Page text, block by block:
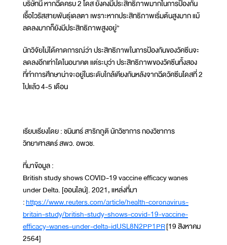
บริษัทนี้ หากฉีดครบ 2 โดส ยังคงมีประสิทธิภาพมากในการป้องกัน
เชื้อไวรัสสายพันธุ์เดลตา เพราะหากประสิทธิภาพเริ่มต้นสูงมาก แม้
ลดลงมากก็ยังมีประสิทธิภาพสูงอยู่”
นักวิจัยไม่ได้คาดการณ์ว่า ประสิทธิภาพในการป้องกันของวัคซีนจะ
ลดลงอีกเท่าใดในอนาคต แต่ระบุว่า ประสิทธิภาพของวัคซีนทั้งสอง
ที่ทำการศึกษาน่าจะอยู่ในระดับใกล้เคียงกันหลังจากฉีดวัคซีนโดสที่ 2
ไปแล้ว 4-5 เดือน
เรียบเรียงโดย : ชนินทร์ สาริกภูติ นักวิชาการ กองวิชาการ
วิทยาศาสตร์ สพว. อพวช.
ที่มาข้อมูล :
British study shows COVID-19 vaccine efficacy wanes
under Delta. [ออนไลน์]. 2021, แหล่งที่มา
:https://www.reuters.com/article/health-coronavirus-
britain-study/british-study-shows-covid-19-vaccine-
efficacy-wanes-under-delta-idUSL8N2PP1PR[19 สิงหาคม
2564]